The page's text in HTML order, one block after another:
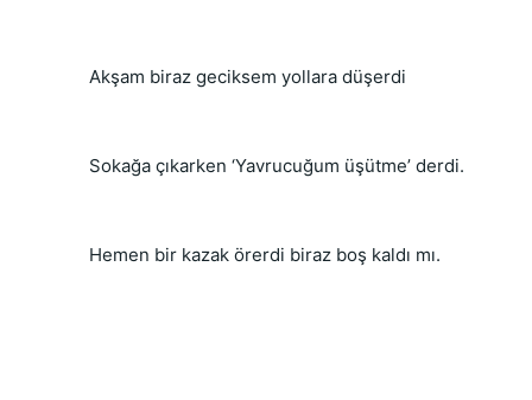
Akşam biraz geciksem yollara düşerdi
Sokağa çıkarken ‘Yavrucuğum üşütme’ derdi.
Hemen bir kazak örerdi biraz boş kaldı mı.